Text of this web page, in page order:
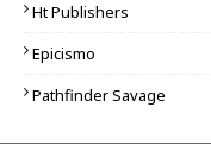
Ht Publishers
Epicismo
Pathfinder Savage